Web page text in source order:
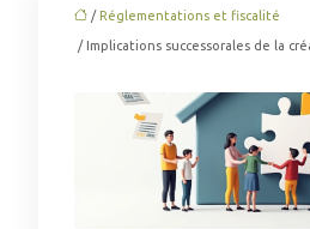
/ Réglementations et fiscalité
/ Implications successorales de la